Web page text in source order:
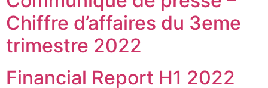
Chiffre d’affaires du 3eme
trimestre 2022
Financial Report H1 2022